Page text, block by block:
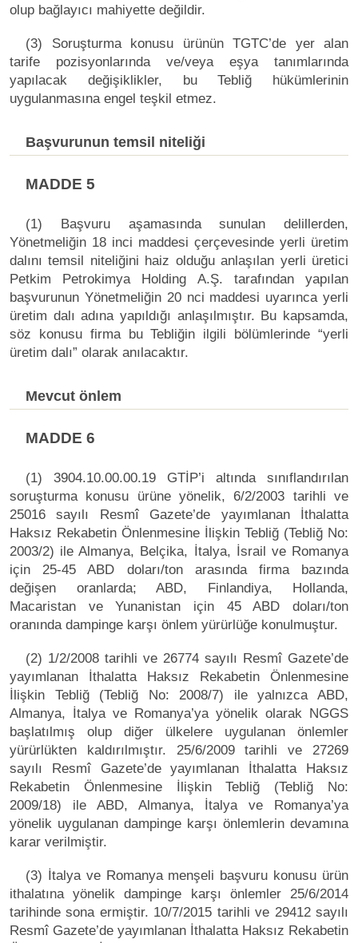
olup bağlayıcı mahiyette değildir.
(3) Soruşturma konusu ürünün TGTC’de yer alan
tarife pozisyonlarında ve/veya eşya tanımlarında
yapılacak değişiklikler, bu Tebliğ hükümlerinin
uygulanmasına engel teşkil etmez.
Başvurunun temsil niteliği
MADDE 5
(1) Başvuru aşamasında sunulan delillerden,
Yönetmeliğin 18 inci maddesi çerçevesinde yerli üretim
dalını temsil niteliğini haiz olduğu anlaşılan yerli üretici
Petkim Petrokimya Holding A.Ş. tarafından yapılan
başvurunun Yönetmeliğin 20 nci maddesi uyarınca yerli
üretim dalı adına yapıldığı anlaşılmıştır. Bu kapsamda,
söz konusu firma bu Tebliğin ilgili bölümlerinde “yerli
üretim dalı” olarak anılacaktır.
Mevcut önlem
MADDE 6
(1) 3904.10.00.00.19 GTİP’i altında sınıflandırılan
soruşturma konusu ürüne yönelik, 6/2/2003 tarihli ve
25016 sayılı Resmî Gazete’de yayımlanan İthalatta
Haksız Rekabetin Önlenmesine İlişkin Tebliğ (Tebliğ No:
2003/2) ile Almanya, Belçika, İtalya, İsrail ve Romanya
için 25-45 ABD doları/ton arasında firma bazında
değişen oranlarda; ABD, Finlandiya, Hollanda,
Macaristan ve Yunanistan için 45 ABD doları/ton
oranında dampinge karşı önlem yürürlüğe konulmuştur.
(2) 1/2/2008 tarihli ve 26774 sayılı Resmî Gazete’de
yayımlanan İthalatta Haksız Rekabetin Önlenmesine
İlişkin Tebliğ (Tebliğ No: 2008/7) ile yalnızca ABD,
Almanya, İtalya ve Romanya’ya yönelik olarak NGGS
başlatılmış olup diğer ülkelere uygulanan önlemler
yürürlükten kaldırılmıştır. 25/6/2009 tarihli ve 27269
sayılı Resmî Gazete’de yayımlanan İthalatta Haksız
Rekabetin Önlenmesine İlişkin Tebliğ (Tebliğ No:
2009/18) ile ABD, Almanya, İtalya ve Romanya’ya
yönelik uygulanan dampinge karşı önlemlerin devamına
karar verilmiştir.
(3) İtalya ve Romanya menşeli başvuru konusu ürün
ithalatına yönelik dampinge karşı önlemler 25/6/2014
tarihinde sona ermiştir. 10/7/2015 tarihli ve 29412 sayılı
Resmî Gazete’de yayımlanan İthalatta Haksız Rekabetin